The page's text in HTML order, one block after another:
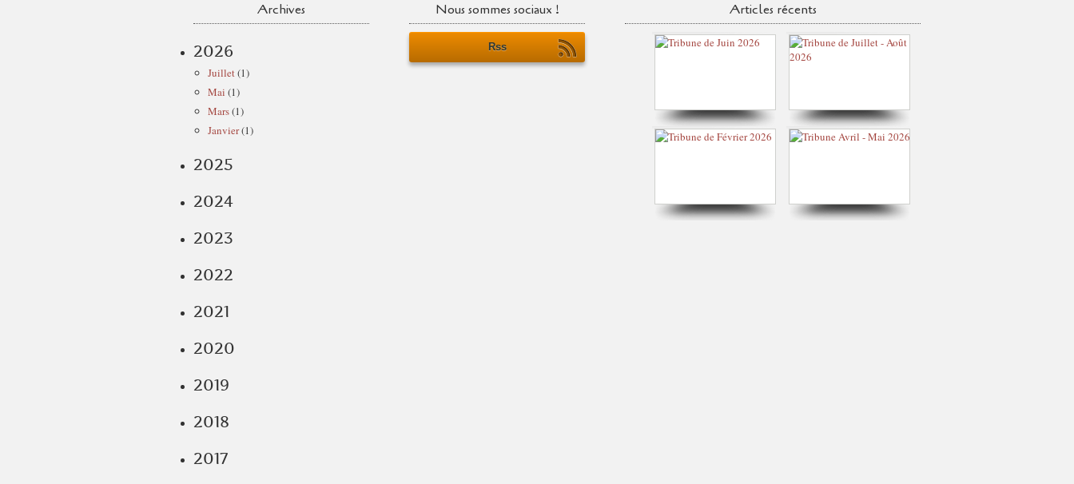
Archives
2026
Juillet(1)
Mai (1)
Mars(1)
Janvier(1)
2025
2024
2023
2022
2021
2020
2019
2018
2017
Nous sommes sociaux !
Rss
Articles récents